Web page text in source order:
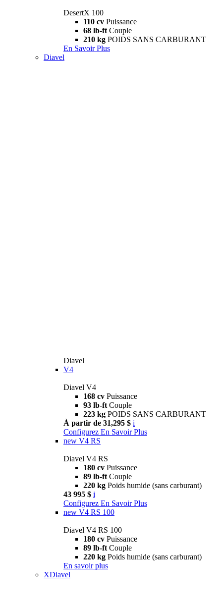
DesertX 100
110 cv Puissance
68 lb-ft Couple
210 kg POIDS SANS CARBURANT
En Savoir Plus
Diavel
Diavel
V4
Diavel V4
168 cv Puissance
93 lb-ft Couple
223 kg POIDS SANS CARBURANT
À partir de 31,295 $ i
Configurez En Savoir Plus
new V4 RS
Diavel V4 RS
180 cv Puissance
89 lb-ft Couple
220 kg Poids humide (sans carburant)
43 995 $ i
Configurez En Savoir Plus
new V4 RS 100
Diavel V4 RS 100
180 cv Puissance
89 lb-ft Couple
220 kg Poids humide (sans carburant)
En savoir plus
XDiavel